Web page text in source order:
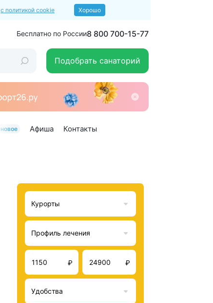
с политикой cookie Хорошо
Бесплатно по России8 800 700-15-77
Подобрать санаторий
новое Афиша Контакты
Курорты
Профиль лечения
₽ ₽
Удобства